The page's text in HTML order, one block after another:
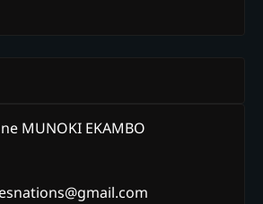
MUNOKI EKAMBO